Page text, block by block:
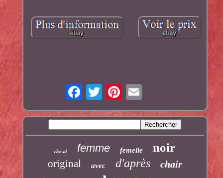
cheval femme femelle noir
original avec d'après chair